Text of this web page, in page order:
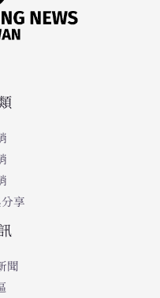
享
聞